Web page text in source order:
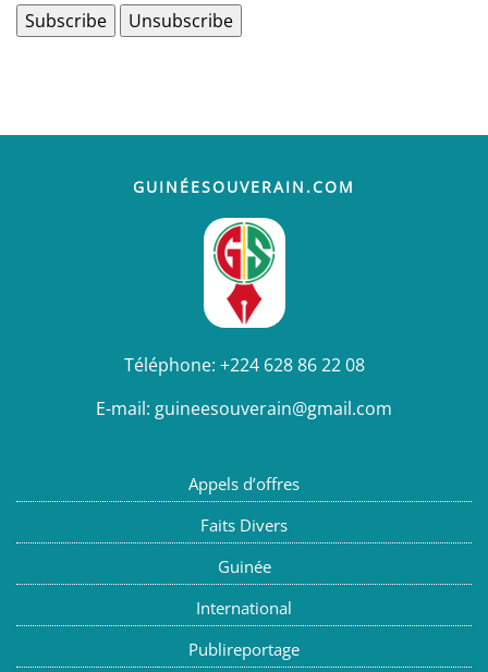
GUINÉESOUVERAIN.COM
Téléphone: +224 628 86 22 08
E-mail: guineesouverain@gmail.com
Appels d’offres
Faits Divers
Guinée
International
Publireportage